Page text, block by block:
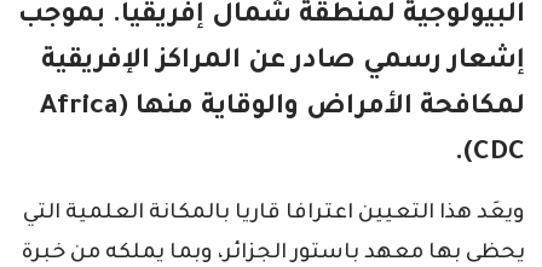
البيولوجية لمنطقة شمال إفريقيا. بموجب
إشعار رسمي صادر عن المراكز الإفريقية
لمكافحة الأمراض والوقاية منها (Africa
CDC).
ويعَد هذا التعيين اعترافا قاريا بالمكانة العلمية التي
يحظى بها معهد باستور الجزائر، وبما يملكه من خبرة